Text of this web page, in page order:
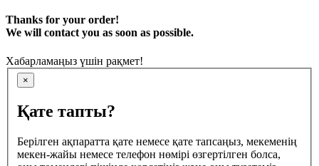
Thanks for your order!
We will contact you as soon as possible.
Хабарламаңыз үшін рақмет!
×
Қате тапты?
Берілген ақпаратта қате немесе қате тапсаңыз, мекеменің
мекен-жайы немесе телефон нөмірі өзгертілген болса,